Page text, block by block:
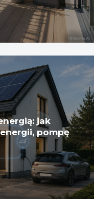
jak
pompę